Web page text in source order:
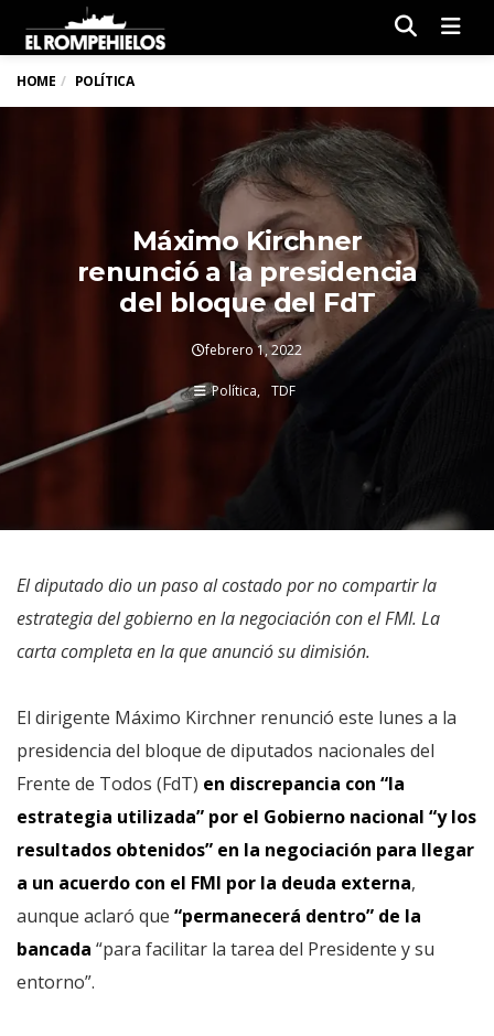
HOME POLÍTICA
Máximo Kirchner
renunció a la presidencia
del bloque del FdT
febrero 1, 2022
Política TDF
El diputado dio un paso al costado por no compartir la
estrategia del gobierno en la negociación con el FMI. La
carta completa en la que anunció su dimisión.
El dirigente Máximo Kirchner renunció este lunes a la
presidencia del bloque de diputados nacionales del
Frente de Todos (FdT) en discrepancia con “la
estrategia utilizada” por el Gobierno nacional “y los
resultados obtenidos” en la negociación para llegar
a un acuerdo con el FMI por la deuda externa,
aunque aclaró que “permanecerá dentro” de la
bancada “para facilitar la tarea del Presidente y su
entorno”.